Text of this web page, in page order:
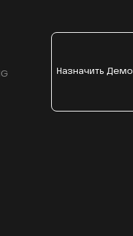
Назначить Демо